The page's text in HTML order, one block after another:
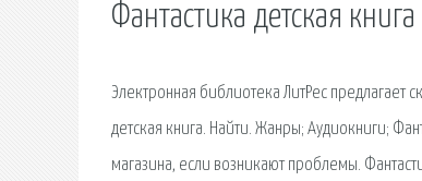
Фантастика детская книга
Электронная библиотека ЛитРес предлагает
детская книга. Найти. Жанры; Аудиокниги;
магазина, если возникают проблемы.